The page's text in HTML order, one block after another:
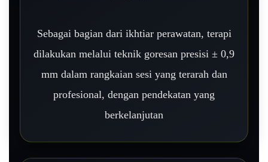
Sebagai bagian dari ikhtiar perawatan, terapi
dilakukan melalui teknik goresan presisi ± 0,9
mm dalam rangkaian sesi yang terarah dan
profesional, dengan pendekatan yang
berkelanjutan